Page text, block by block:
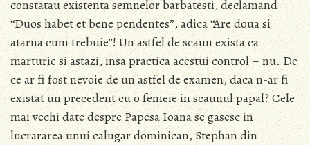
constatau existenta semnelor barbatesti, declamand
“Duos habet et bene pendentes”, adica “Are doua si
atarna cum trebuie”! Un astfel de scaun exista ca
marturie si astazi, insa practica acestui control – nu. De
ce ar fi fost nevoie de un astfel de examen, daca n-ar fi
existat un precedent cu o femeie in scaunul papal? Cele
mai vechi date despre Papesa Ioana se gasesc in
lucrararea unui calugar dominican, Stephan din